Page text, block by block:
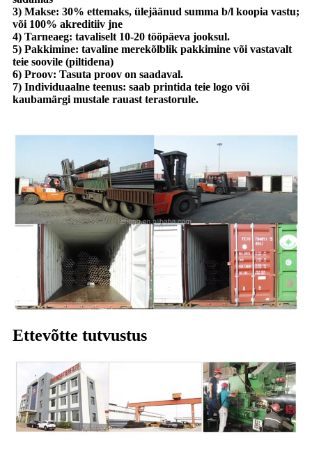
3) Makse: 30% ettemaks, ülejäänud summa b/l koopia vastu;
või 100% akreditiiv jne
4) Tarneaeg: tavaliselt 10-20 tööpäeva jooksul.
5) Pakkimine: tavaline merekõlblik pakkimine või vastavalt
teie soovile (piltidena)
6) Proov: Tasuta proov on saadaval.
7) Individuaalne teenus: saab printida teie logo või
kaubamärgi mustale rauast terastorule.
Ettevõtte tutvustus